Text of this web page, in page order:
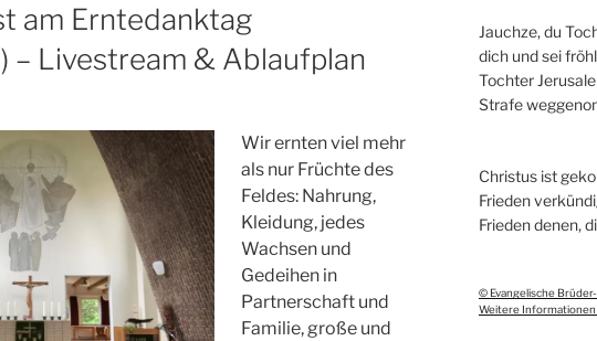
am Erntedanktag
– Livestream & Ablaufplan
Wir ernten viel mehr
als nur Früchte des
Feldes: Nahrung,
Kleidung, jedes
Wachsen und
Gedeihen in
Partnerschaft und
Familie, große und
Jauchze, du
dich und sei
Tochter
Strafe
Christus ist
Frieden
Frieden denen,
© Evangelische
Weitere Informationen